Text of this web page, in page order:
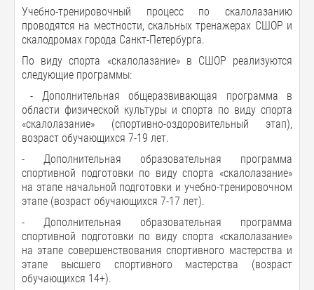
Учебно-тренировочный процесс по скалолазанию
проводятся на местности, скальных тренажерах СШОР и
скалодромах города Санкт-Петербурга.
По виду спорта «скалолазание» в СШОР реализуются
следующие программы:
- Дополнительная общеразвивающая программа в
области физической культуры и спорта по виду спорта
«скалолазание» (спортивно-оздоровительный этап),
возраст обучающихся 7-19 лет.
- Дополнительная образовательная программа
спортивной подготовки по виду спорта «скалолазание»
на этапе начальной подготовки и учебно-тренировочном
этапе (возраст обучающихся 7-17 лет).
- Дополнительная образовательная программа
спортивной подготовки по виду спорта «скалолазание»
на этапе совершенствования спортивного мастерства и
этапе высшего спортивного мастерства (возраст
обучающихся 14+).